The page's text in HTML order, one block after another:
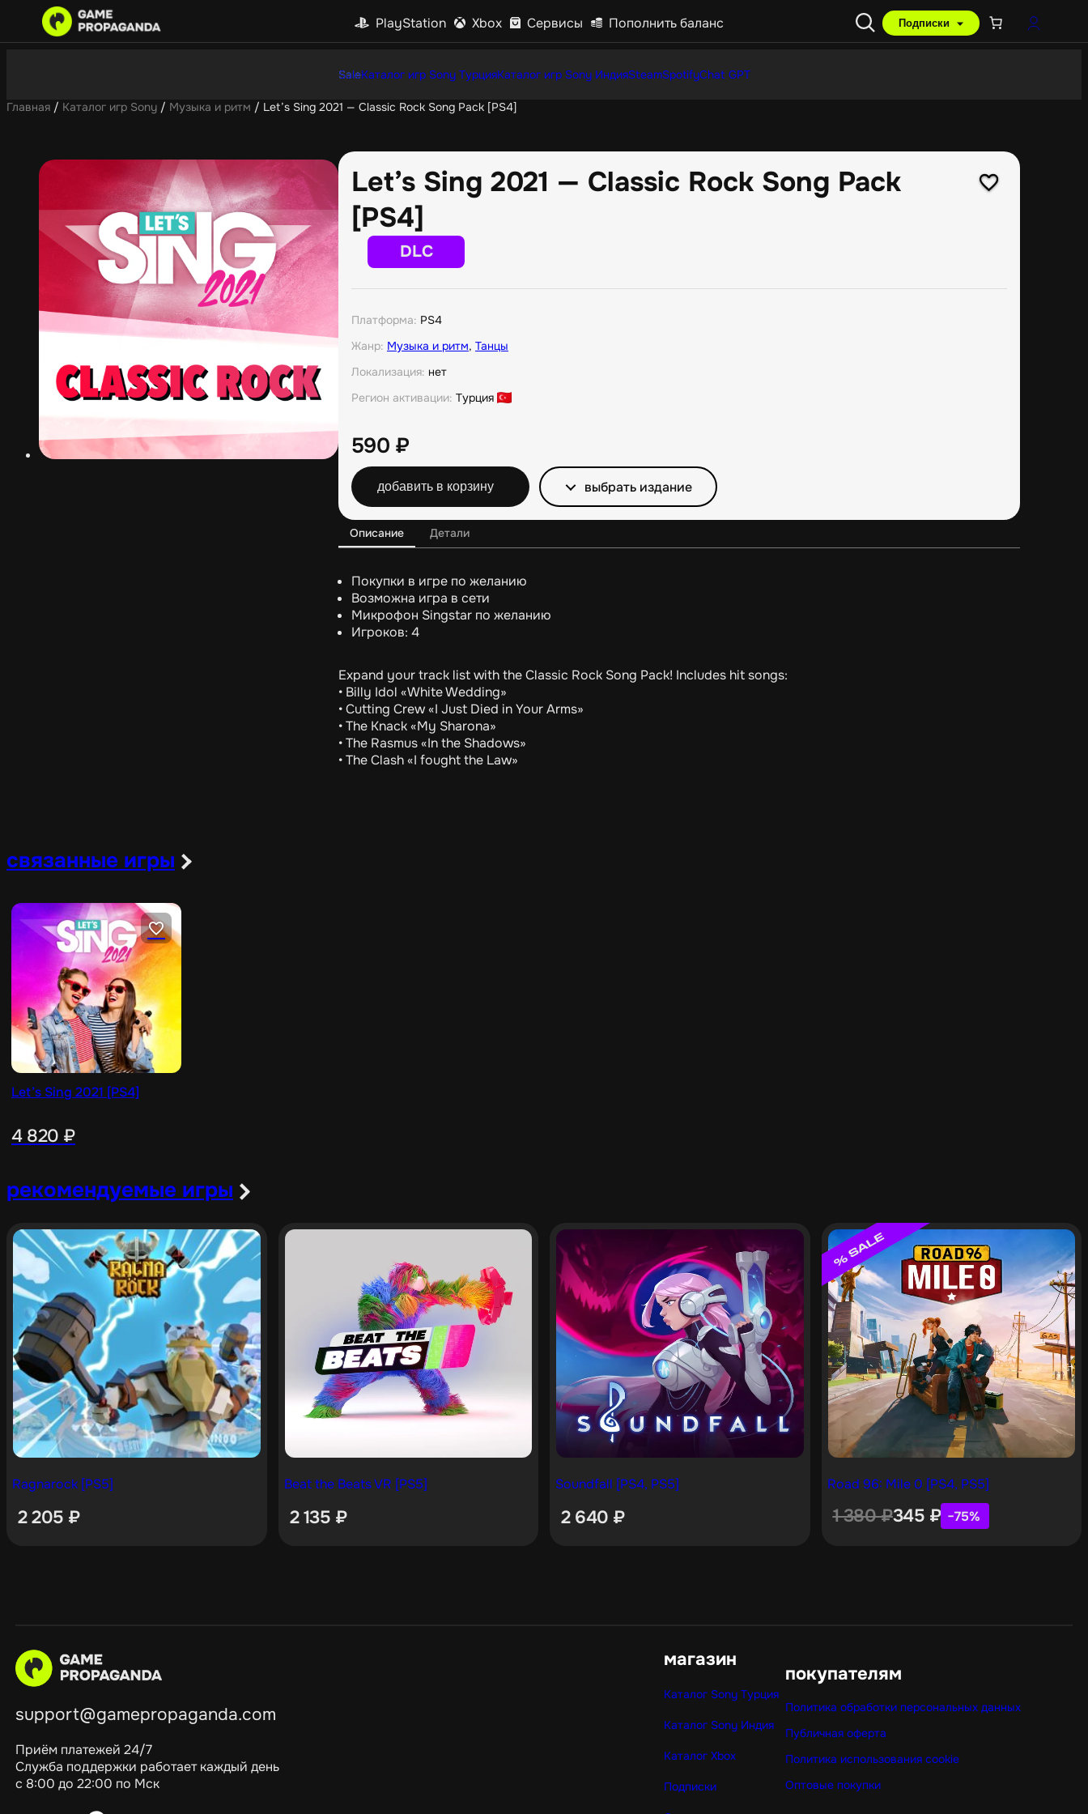
PlayStation Xbox Сервисы Пополнить баланс Подписки
SaleКаталог игр Sony ТурцияКаталог игр Sony ИндияSteamSpotifyChat GPT
Главная / Каталог игр Sony / Музыка и ритм / Let’s Sing 2021 — Classic Rock Song Pack [PS4]
Let’s Sing 2021 — Classic Rock Song Pack
[PS4]
DLC
Платформа: PS4
Жанр: Музыка и ритм, Танцы
Локализация: нет
Регион активации: Турция
590 ₽
добавить в корзину выбрать издание
Описание Детали
Покупки в игре по желанию
Возможна игра в сети
Микрофон Singstar по желанию
Игроков: 4
Expand your track list with the Classic Rock Song Pack! Includes hit songs:
• Billy Idol «White Wedding»
• Cutting Crew «I Just Died in Your Arms»
• The Knack «My Sharona»
• The Rasmus «In the Shadows»
• The Clash «I fought the Law»
связанные игры
Let’s Sing 2021 [PS4]
4 820 ₽
рекомендуемые игры
Ragnarock [PS5]
2 205 ₽
Beat the Beats VR [PS5]
2 135 ₽
Soundfall [PS4, PS5]
2 640 ₽
Road 96: Mile 0 [PS4, PS5]
1 380₽345 ₽ −75%
support@gamepropaganda.com
Приём платежей 24/7
Служба поддержки работает каждый день
с 8:00 до 22:00 по Мск
магазин
Каталог Sony Турция
Каталог Sony Индия
Каталог Xbox
Подписки
покупателям
Политика обработки персональных данных
Публичная оферта
Политика использования cookie
Оптовые покупки